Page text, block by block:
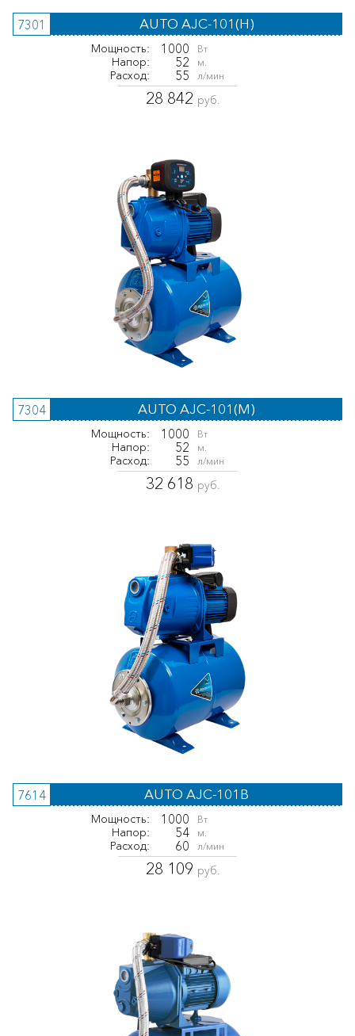
7301 AUTO AJC-101(H)
Мощность: 1000 Вт
Напор: 52 м.
Расход: 55 л/мин
28 842 руб.
7304 AUTO AJC-101(M)
Мощность: 1000 Вт
Напор: 52 м.
Расход: 55 л/мин
32 618 руб.
7614 AUTO AJC-101B
Мощность: 1000 Вт
Напор: 54 м.
Расход: 60 л/мин
28 109 руб.